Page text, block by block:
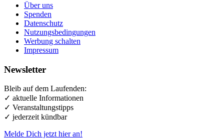
Über uns
Spenden
Datenschutz
Nutzungsbedingungen
Werbung schalten
Impressum
Newsletter
Bleib auf dem Laufenden:
✓ aktuelle Informationen
✓ Veranstaltungstipps
✓ jederzeit kündbar
Melde Dich jetzt hier an!